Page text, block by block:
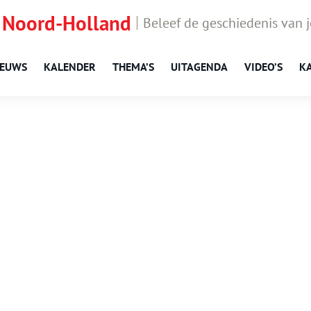
Holland Beleef de geschiedenis van
KALENDER THEMA’S UITAGENDA VIDEO’S